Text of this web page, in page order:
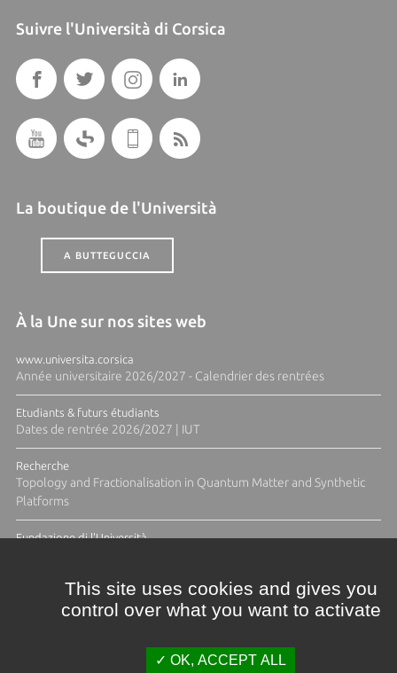
Suivre l'Università di Corsica
La boutique de l'Università
A BUTTEGUCCIA
À la Une sur nos sites web
www.universita.corsica
Année universitaire 2026/2027 - Calendrier des rentrées
Etudiants & futurs étudiants
Dates de rentrée 2026/2027 | IUT
Recherche
Topology and Fractionalisation in Quantum Matter and Synthetic
Platforms
Fundazione di l'Università
This site uses cookies and gives you
control over what you want to activate
OK, ACCEPT ALL